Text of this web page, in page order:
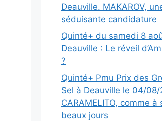
Deauville. MAKAROV,
séduisante candidature
Quinté+ du samedi 8
Deauville : Le réveil
?
Quinté+ Pmu Prix des
Sel à Deauville le 04/08/
CARAMELITO, comme à
beaux jours